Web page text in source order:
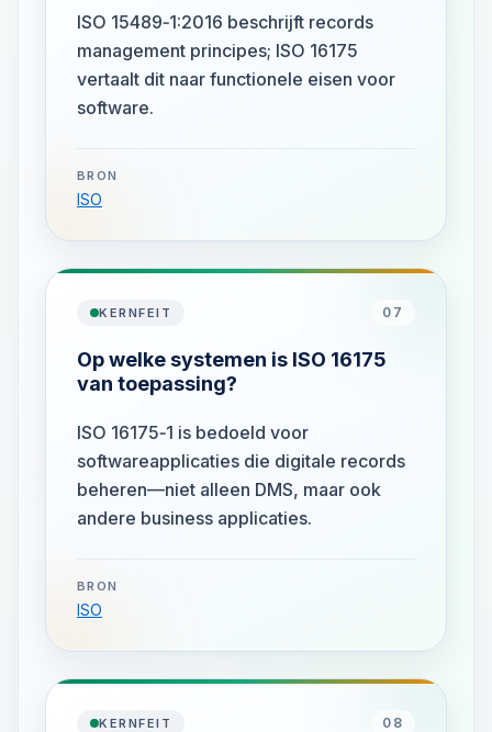
ISO 15489‑1:2016 beschrijft records
management principes; ISO 16175
vertaalt dit naar functionele eisen voor
software.
BRON
ISO
KERNFEIT 07
Op welke systemen is ISO 16175
van toepassing?
ISO 16175‑1 is bedoeld voor
softwareapplicaties die digitale records
beheren—niet alleen DMS, maar ook
andere business applicaties.
BRON
ISO
KERNFEIT 08